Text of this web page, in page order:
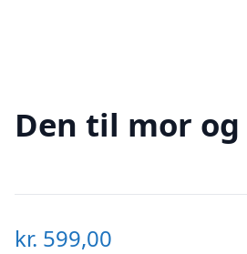
Den til mor
kr. 599,00